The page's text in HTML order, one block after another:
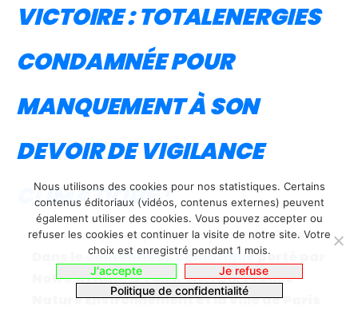
VICTOIRE : TOTALENERGIES
CONDAMNÉE POUR
MANQUEMENT À SON
DEVOIR DE VIGILANCE
CLIMATIQUE !
Communiqué de presse, 25 juin 2026, Paris –
contentieux climatiqueporté par
Notre Affaire à Tous, Sherpa, France
Nature Environnement et la ville de Paris
Nous utilisons des cookies pour nos statistiques. Certains
contenus éditoriaux (vidéos, contenus externes) peuvent
également utiliser des cookies. Vous pouvez accepter ou
refuser les cookies et continuer la visite de notre site. Votre
choix est enregistré pendant 1 mois.
J'accepte
Je refuse
Politique de confidentialité